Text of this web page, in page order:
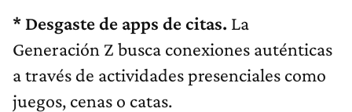
* Desgaste de apps de citas. La
Generación Z busca conexiones auténticas
a través de actividades presenciales como
juegos, cenas o catas.